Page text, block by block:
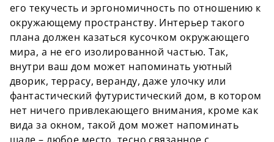
его текучесть и эргономичность по отношению к
окружающему пространству. Интерьер такого
плана должен казаться кусочком окружающего
мира, а не его изолированной частью. Так,
внутри ваш дом может напоминать уютный
дворик, террасу, веранду, даже улочку или
фантастический футуристический дом, в котором
нет ничего привлекающего внимания, кроме как
вида за окном, такой дом может напоминать